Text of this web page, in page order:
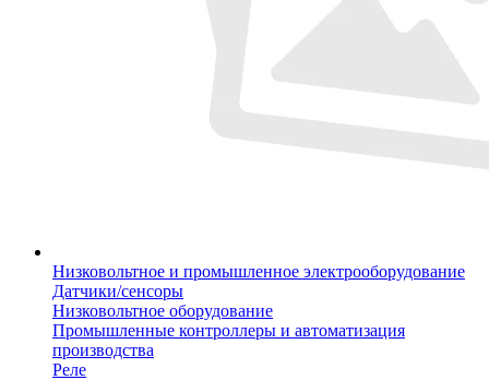
Низковольтное и промышленное электрооборудование
Датчики/сенсоры
Низковольтное оборудование
Промышленные контроллеры и автоматизация
производства
Реле